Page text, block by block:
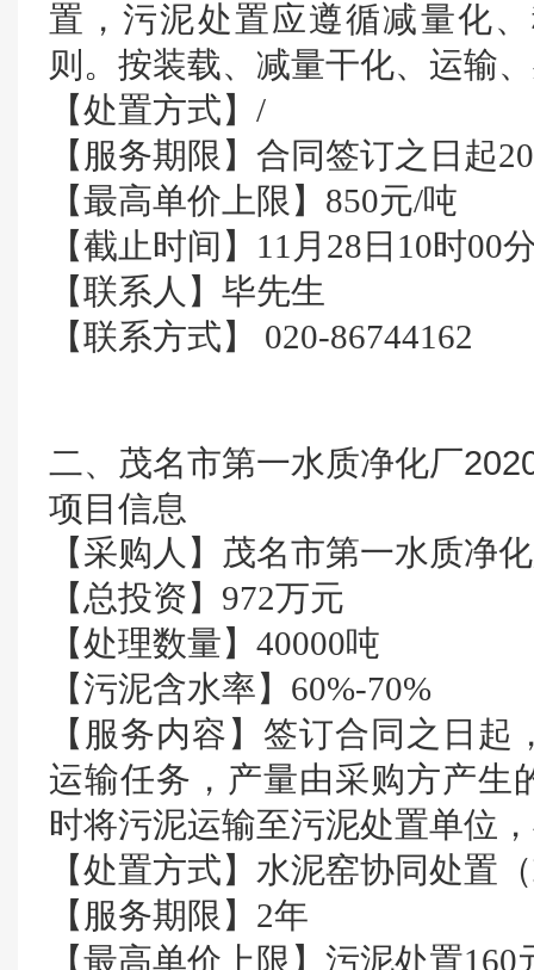
置，污泥处置应遵循减量化
则。按装载、减量干化、运输
【处置方式】/
【服务期限】合同签订之日起
【最高单价上限】850元/吨
【截止时间】11月28日10时00
【联系人】毕先生
【联系方式】 020-86744162
二、茂名市第一水质净化厂
项目信息
【采购人】茂名市第一水质净
【总投资】972万元
【处理数量】40000吨
【污泥含水率】60%-70%
【服务内容】签订合同之日
运输任务，产量由采购方产生
时将污泥运输至污泥处置单位
【处置方式】水泥窑协同处置
【服务期限】2年
【最高单价上限】污泥处置